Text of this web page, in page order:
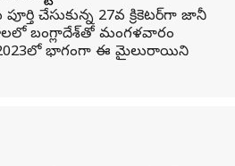
పూర్తి చేసుకున్న 27వ క్రికెటర్‌గా జానీ
బంగ్లాదేశ్‌తో మంగళవారం
2023లో భాగంగా ఈ మైలురాయిని